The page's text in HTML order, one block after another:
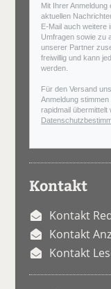
Mit Ihrer
aktuellen
E-Mail auch weitere
Umfragen sowie zu
unserer Partner
freiwillig und kann
werden.
Für den Versand
Anmeldung
rapidmail
Kontakt
Kontakt
Kontakt
Kontakt